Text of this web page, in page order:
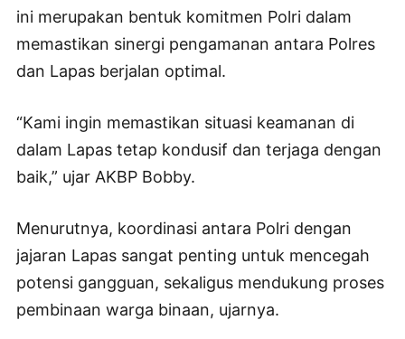
ini merupakan bentuk komitmen Polri dalam
memastikan sinergi pengamanan antara Polres
dan Lapas berjalan optimal.
“Kami ingin memastikan situasi keamanan di
dalam Lapas tetap kondusif dan terjaga dengan
baik,” ujar AKBP Bobby.
Menurutnya, koordinasi antara Polri dengan
jajaran Lapas sangat penting untuk mencegah
potensi gangguan, sekaligus mendukung proses
pembinaan warga binaan, ujarnya.